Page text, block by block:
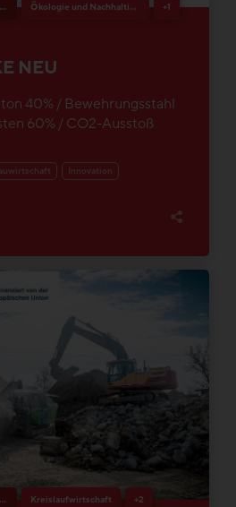
Forschung & Zukunftsthemen Ökologie und Nachhaltigkeit +1
NEU
40% / Bewehrungsstahl
60% / CO2-Ausstoß
Innovation
Forschung & Zukunftsthemen Kreislaufwirtschaft +2